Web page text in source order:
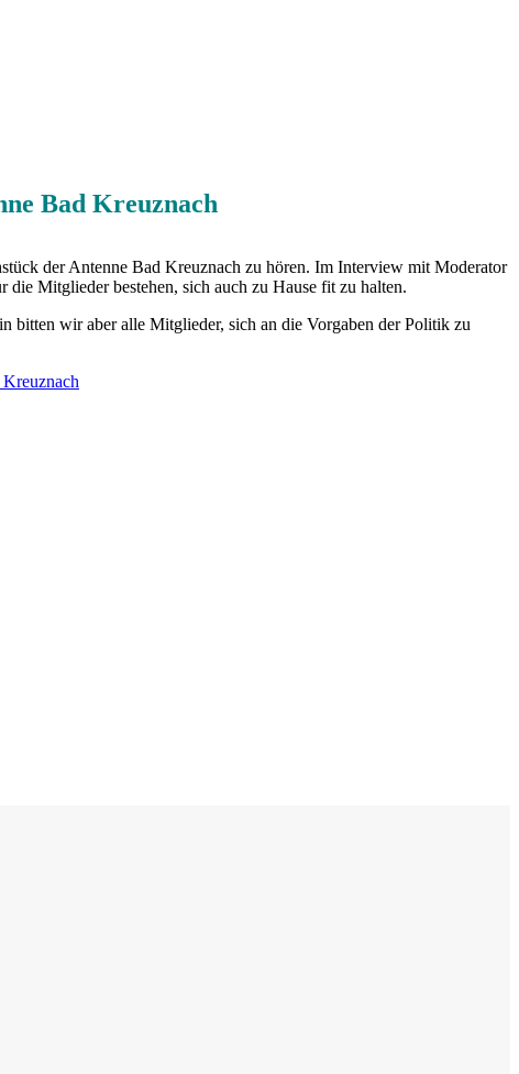
Bad Kreuznach
der Antenne Bad Kreuznach zu hören. Im Interview mit Moderator
Mitglieder bestehen, sich auch zu Hause fit zu halten.
bitten wir aber alle Mitglieder, sich an die Vorgaben der Politik zu